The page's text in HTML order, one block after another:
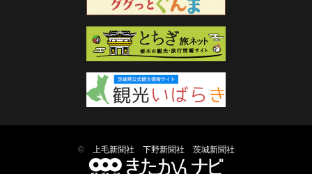
© 上毛新聞社 下野新聞社 茨城新聞社